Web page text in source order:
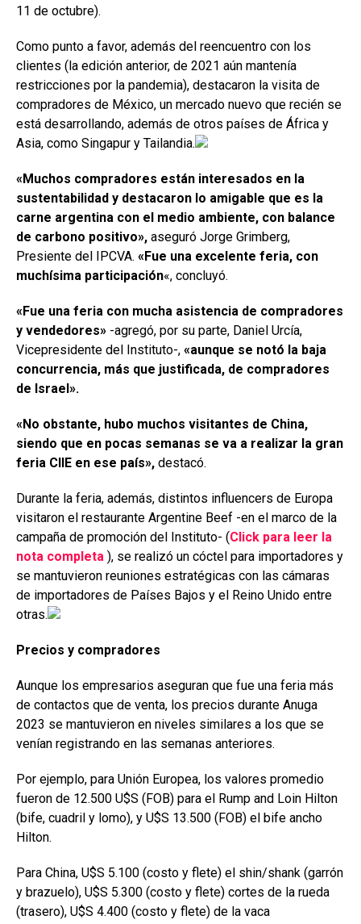
11 de octubre).
Como punto a favor, además del reencuentro con los
clientes (la edición anterior, de 2021 aún mantenía
restricciones por la pandemia), destacaron la visita de
compradores de México, un mercado nuevo que recién se
está desarrollando, además de otros países de África y
Asia, como Singapur y Tailandia.
«Muchos compradores están interesados en la
sustentabilidad y destacaron lo amigable que es la
carne argentina con el medio ambiente, con balance
de carbono positivo», aseguró Jorge Grimberg,
Presiente del IPCVA. «Fue una excelente feria, con
muchísima participación«, concluyó.
«Fue una feria con mucha asistencia de compradores
y vendedores» -agregó, por su parte, Daniel Urcía,
Vicepresidente del Instituto-, «aunque se notó la baja
concurrencia, más que justificada, de compradores
de Israel».
«No obstante, hubo muchos visitantes de China,
siendo que en pocas semanas se va a realizar la gran
feria CIIE en ese país», destacó.
Durante la feria, además, distintos influencers de Europa
visitaron el restaurante Argentine Beef -en el marco de la
campaña de promoción del Instituto- (Click para leer la
nota completa ), se realizó un cóctel para importadores y
se mantuvieron reuniones estratégicas con las cámaras
de importadores de Países Bajos y el Reino Unido entre
otras.
Precios y compradores
Aunque los empresarios aseguran que fue una feria más
de contactos que de venta, los precios durante Anuga
2023 se mantuvieron en niveles similares a los que se
venían registrando en las semanas anteriores.
Por ejemplo, para Unión Europea, los valores promedio
fueron de 12.500 U$S (FOB) para el Rump and Loin Hilton
(bife, cuadril y lomo), y U$S 13.500 (FOB) el bife ancho
Hilton.
Para China, U$S 5.100 (costo y flete) el shin/shank (garrón
y brazuelo), U$S 5.300 (costo y flete) cortes de la rueda
(trasero), U$S 4.400 (costo y flete) de la vaca